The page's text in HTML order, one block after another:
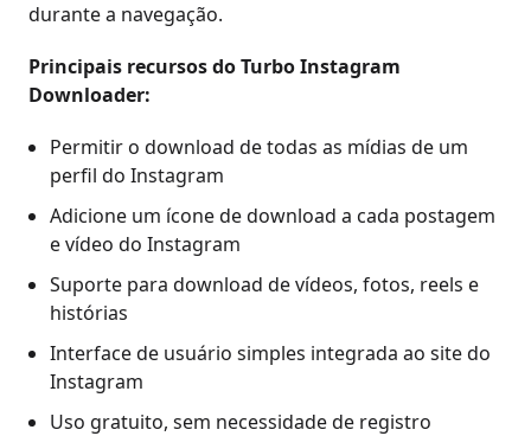
durante a navegação.
Principais recursos do Turbo Instagram
Downloader:
Permitir o download de todas as mídias de um
perfil do Instagram
Adicione um ícone de download a cada postagem
e vídeo do Instagram
Suporte para download de vídeos, fotos, reels e
histórias
Interface de usuário simples integrada ao site do
Instagram
Uso gratuito, sem necessidade de registro